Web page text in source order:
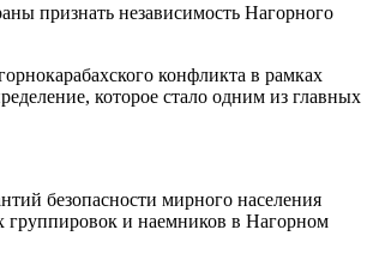
признать независимость Нагорного
конфликта в рамках
которое стало одним из главных
безопасности мирного населения
группировок и наемников в Нагорном